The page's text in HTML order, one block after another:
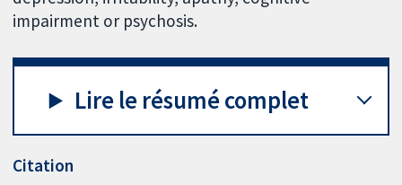
impairment or psychosis.
Lire le résumé complet
Citation